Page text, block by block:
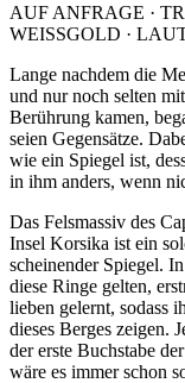
AUF ANFRAGE ·
WEISSGOLD ·
Lange nachdem die
und nur noch selten
Berührung kamen,
seien Gegensätze.
wie ein Spiegel ist,
in ihm anders, wenn
Das Felsmassiv des
Insel Korsika ist ein
scheinender Spiegel.
diese Ringe gelten,
lieben gelernt, sodass
dieses Berges zeigen.
der erste Buchstabe
wäre es immer schon